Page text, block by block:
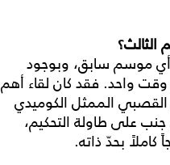
الثالث؟
أي موسم سابق، وبوجود
واحد. فقد كان لقاء أهم
الممثل الكوميدي
جنب على طاولة التحكيم،
بحدّ ذاته.